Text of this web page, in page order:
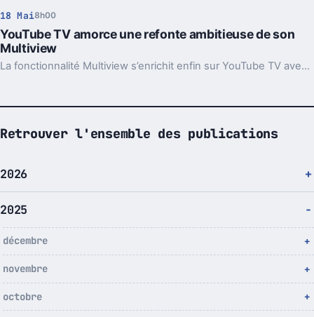
18 Mai8h00
YouTube TV amorce une refonte ambitieuse de son
Multiview
La fonctionnalité Multiview s’enrichit enfin sur YouTube TV avec plus de chaînes et une sélection personnalisée.
Retrouver l'ensemble des publications
2026
2025
décembre
novembre
octobre